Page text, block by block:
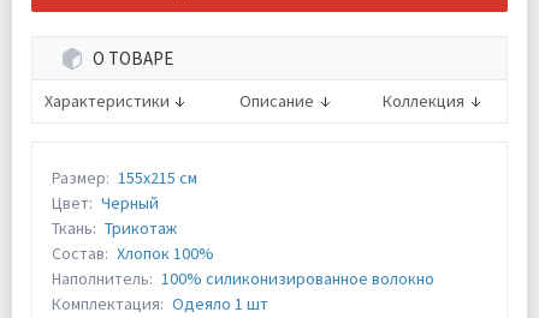
О ТОВАРЕ
Характеристики Описание Коллекция
Размер: 155х215 см
Цвет: Черный
Ткань: Трикотаж
Состав: Хлопок 100%
Наполнитель: 100% силиконизированное волокно
Комплектация: Одеяло 1 шт